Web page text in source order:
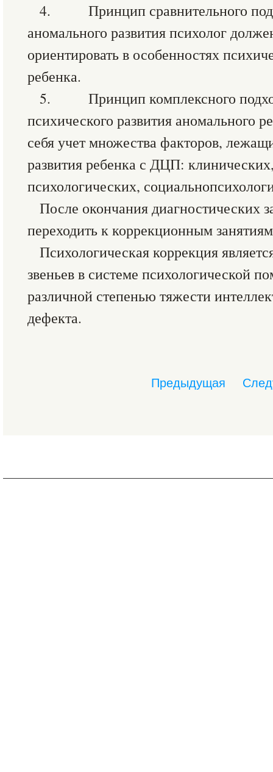
4. Принцип сравнительного
аномального развития психолог
ориентировать в особенностях
ребенка.
5. Принцип комплексного
психического развития аномального
себя учет множества факторов,
развития ребенка с ДЦП:
психологических,
После окончания диагностических
переходить к коррекционным
Психологическая коррекция
звеньев в системе психологической
различной степенью тяжести
дефекта.
Предыдущая